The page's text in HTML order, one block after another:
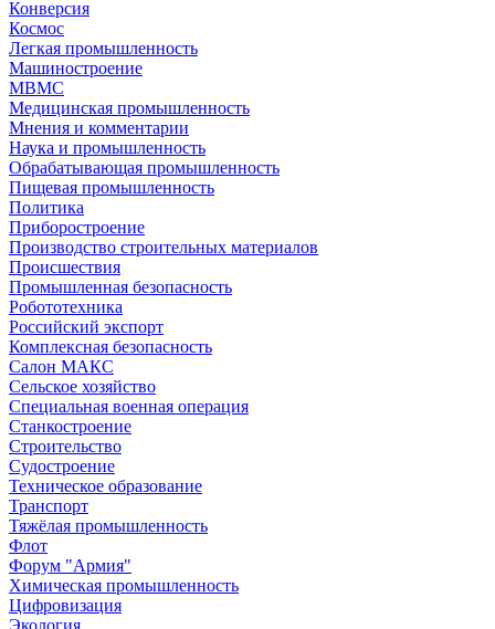
Конверсия
Космос
Легкая промышленность
Машиностроение
МВМС
Медицинская промышленность
Мнения и комментарии
Наука и промышленность
Обрабатывающая промышленность
Пищевая промышленность
Политика
Приборостроение
Производство строительных материалов
Происшествия
Промышленная безопасность
Робототехника
Российский экспорт
Комплексная безопасность
Салон МАКС
Сельское хозяйство
Специальная военная операция
Станкостроение
Строительство
Судостроение
Техническое образование
Транспорт
Тяжёлая промышленность
Флот
Форум "Армия"
Химическая промышленность
Цифровизация
Экология